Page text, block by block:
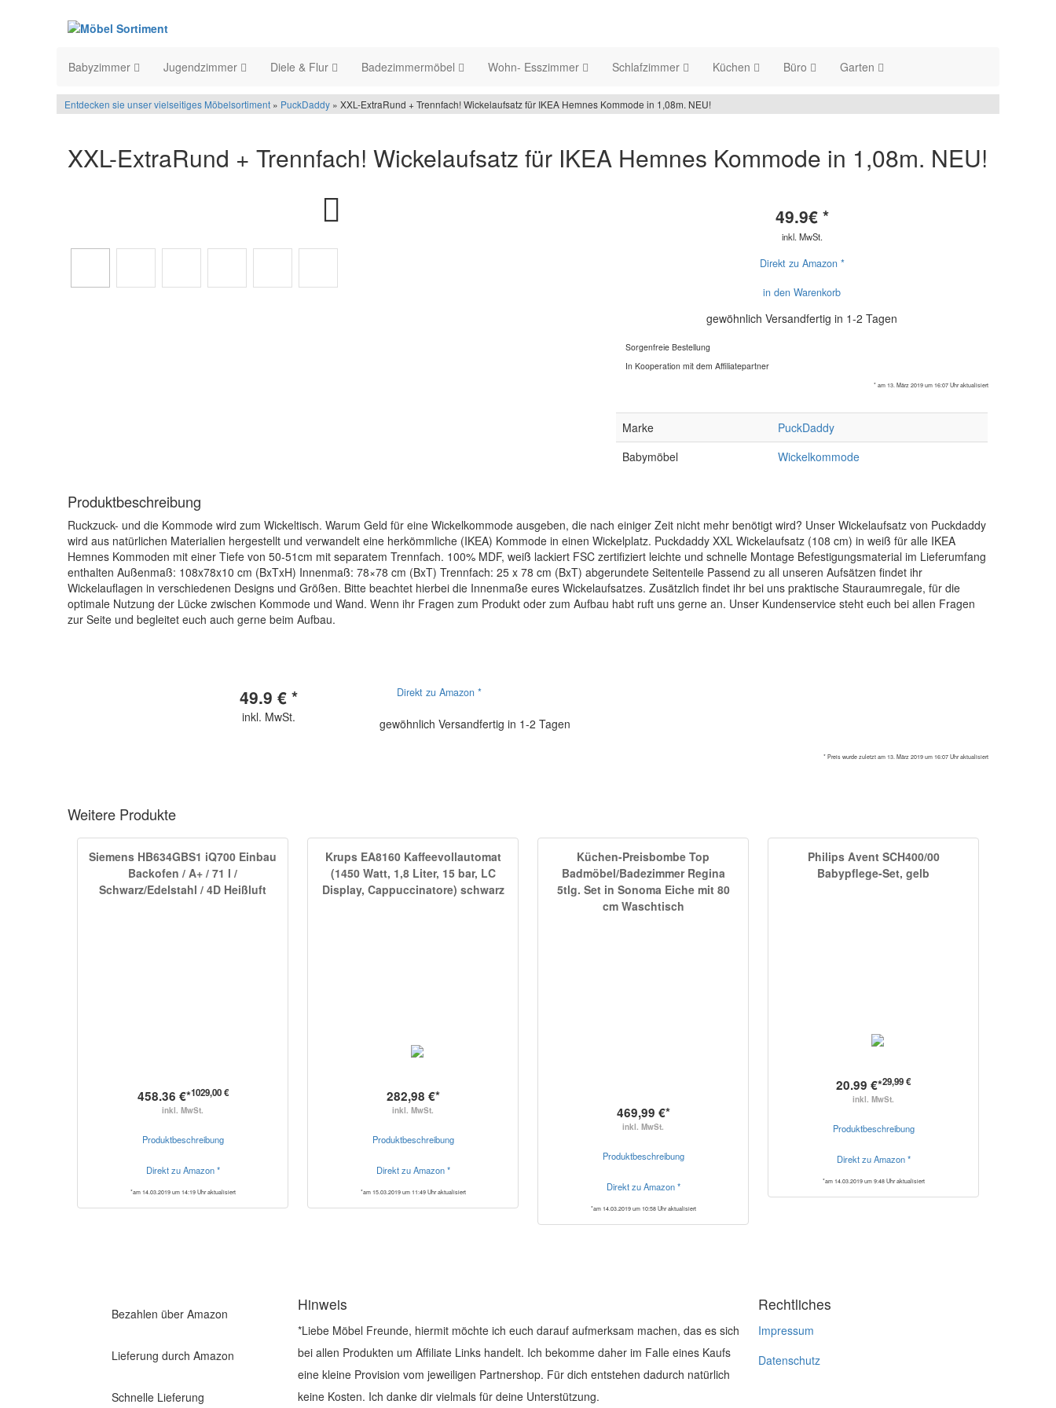
Babyzimmer Jugendzimmer Diele & Flur Badezimmermöbel Wohn- Esszimmer Schlafzimmer Küchen Büro Garten
Entdecken sie unser vielseitiges Möbelsortiment » PuckDaddy » XXL-ExtraRund + Trennfach! Wickelaufsatz für IKEA Hemnes Kommode in 1,08m. NEU!
XXL-ExtraRund + Trennfach! Wickelaufsatz für IKEA Hemnes Kommode in 1,08m. NEU!
49.9€ *
inkl. MwSt.
Direkt zu Amazon *
in den Warenkorb
gewöhnlich Versandfertig in 1-2 Tagen
Sorgenfreie Bestellung
In Kooperation mit dem Affiliatepartner
* am 13. März 2019 um 16:07 Uhr aktualisiert
Marke
PuckDaddy
Babymöbel
Wickelkommode
Produktbeschreibung
Ruckzuck- und die Kommode wird zum Wickeltisch. Warum Geld für eine Wickelkommode ausgeben, die nach einiger Zeit nicht mehr benötigt wird? Unser Wickelaufsatz von Puckdaddy
wird aus natürlichen Materialien hergestellt und verwandelt eine herkömmliche (IKEA) Kommode in einen Wickelplatz. Puckdaddy XXL Wickelaufsatz (108 cm) in weiß für alle IKEA
Hemnes Kommoden mit einer Tiefe von 50-51cm mit separatem Trennfach. 100% MDF, weiß lackiert FSC zertifiziert leichte und schnelle Montage Befestigungsmaterial im Lieferumfang
enthalten Außenmaß: 108x78x10 cm (BxTxH) Innenmaß: 78×78 cm (BxT) Trennfach: 25 x 78 cm (BxT) abgerundete Seitenteile Passend zu all unseren Aufsätzen findet ihr
Wickelauflagen in verschiedenen Designs und Größen. Bitte beachtet hierbei die Innenmaße eures Wickelaufsatzes. Zusätzlich findet ihr bei uns praktische Stauraumregale, für die
optimale Nutzung der Lücke zwischen Kommode und Wand. Wenn ihr Fragen zum Produkt oder zum Aufbau habt ruft uns gerne an. Unser Kundenservice steht euch bei allen Fragen
zur Seite und begleitet euch auch gerne beim Aufbau.
49.9 € *
inkl. MwSt.
Direkt zu Amazon *
gewöhnlich Versandfertig in 1-2 Tagen
* Preis wurde zuletzt am 13. März 2019 um 16:07 Uhr aktualisiert
Weitere Produkte
Siemens HB634GBS1 iQ700 Einbau
Backofen / A+ / 71 l /
Schwarz/Edelstahl / 4D Heißluft
458.36 €*1029,00 €
inkl. MwSt.
Produktbeschreibung
Direkt zu Amazon *
*am 14.03.2019 um 14:19 Uhr aktualisiert
Krups EA8160 Kaffeevollautomat
(1450 Watt, 1,8 Liter, 15 bar, LC
Display, Cappuccinatore) schwarz
282,98 €*
inkl. MwSt.
Produktbeschreibung
Direkt zu Amazon *
*am 15.03.2019 um 11:49 Uhr aktualisiert
Küchen-Preisbombe Top
Badmöbel/Badezimmer Regina
5tlg. Set in Sonoma Eiche mit 80
cm Waschtisch
469,99 €*
inkl. MwSt.
Produktbeschreibung
Direkt zu Amazon *
*am 14.03.2019 um 10:58 Uhr aktualisiert
Philips Avent SCH400/00
Babypflege-Set, gelb
20.99 €*29,99 €
inkl. MwSt.
Produktbeschreibung
Direkt zu Amazon *
*am 14.03.2019 um 9:48 Uhr aktualisiert
Bezahlen über Amazon
Lieferung durch Amazon
Schnelle Lieferung
Hinweis
*Liebe Möbel Freunde, hiermit möchte ich euch darauf aufmerksam machen, das es sich
bei allen Produkten um Affiliate Links handelt. Ich bekomme daher im Falle eines Kaufs
eine kleine Provision vom jeweiligen Partnershop. Für dich entstehen dadurch natürlich
keine Kosten. Ich danke dir vielmals für deine Unterstützung.
Rechtliches
Impressum
Datenschutz